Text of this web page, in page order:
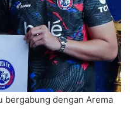
bergabung dengan Arema